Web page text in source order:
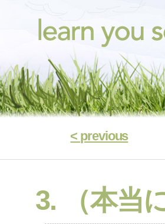
< previous
3. （本当